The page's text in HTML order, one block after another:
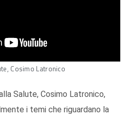
Cosimo Latronico
Salute, Cosimo Latronico,
i temi che riguardano la